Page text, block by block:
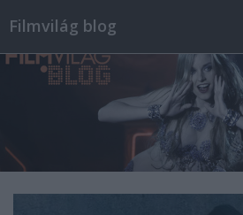
Filmvilág blog